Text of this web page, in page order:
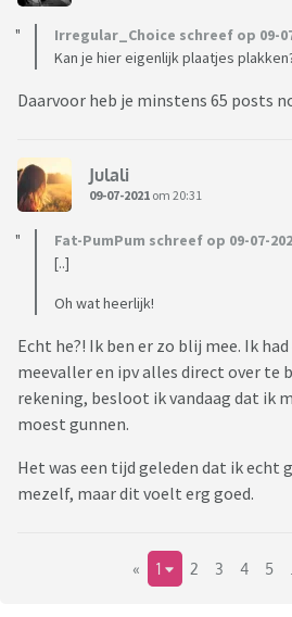
Irregular_Choice schreef op 09-
Kan je hier eigenlijk plaatjes
Daarvoor heb je minstens 65 posts
Julali
09-07-2021 om 20:31
Fat-PumPum schreef op 09-07-
[..]
Oh wat heerlijk!
Echt he?! Ik ben er zo blij mee. Ik
meevaller en ipv alles direct over te
rekening, besloot ik vandaag dat ik
moest gunnen.
Het was een tijd geleden dat ik echt
mezelf, maar dit voelt erg goed.
« 1 2 3 4 5